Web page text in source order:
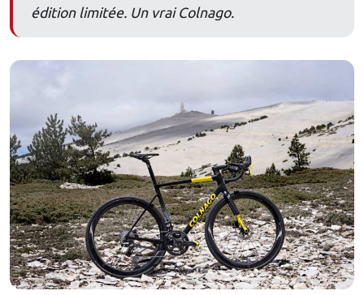
édition limitée. Un vrai Colnago.